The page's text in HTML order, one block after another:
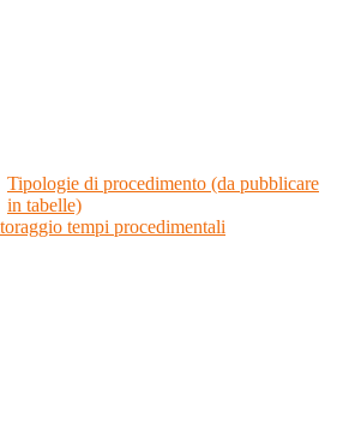
Tipologie di procedimento (da pubblicare
in tabelle)
tempi procedimentali